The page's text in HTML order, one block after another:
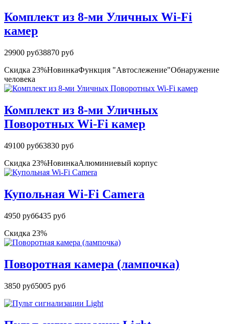
Комплект из 8-ми Уличных Wi-Fi
камер
29900 руб38870 руб
Скидка 23%НовинкаФункция "Автослежение"Обнаружение
человека
Комплект из 8-ми Уличных
Поворотных Wi-Fi камер
49100 руб63830 руб
Скидка 23%НовинкаАлюминиевый корпус
Купольная Wi-Fi Camera
4950 руб6435 руб
Скидка 23%
Поворотная камера (лампочка)
3850 руб5005 руб